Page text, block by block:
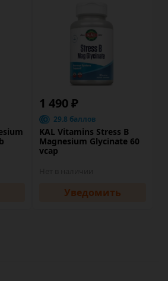
1 490 ₽
29.8 баллов
KAL Vitamins Stress B
Magnesium Glycinate 60
vcap
Уведомить